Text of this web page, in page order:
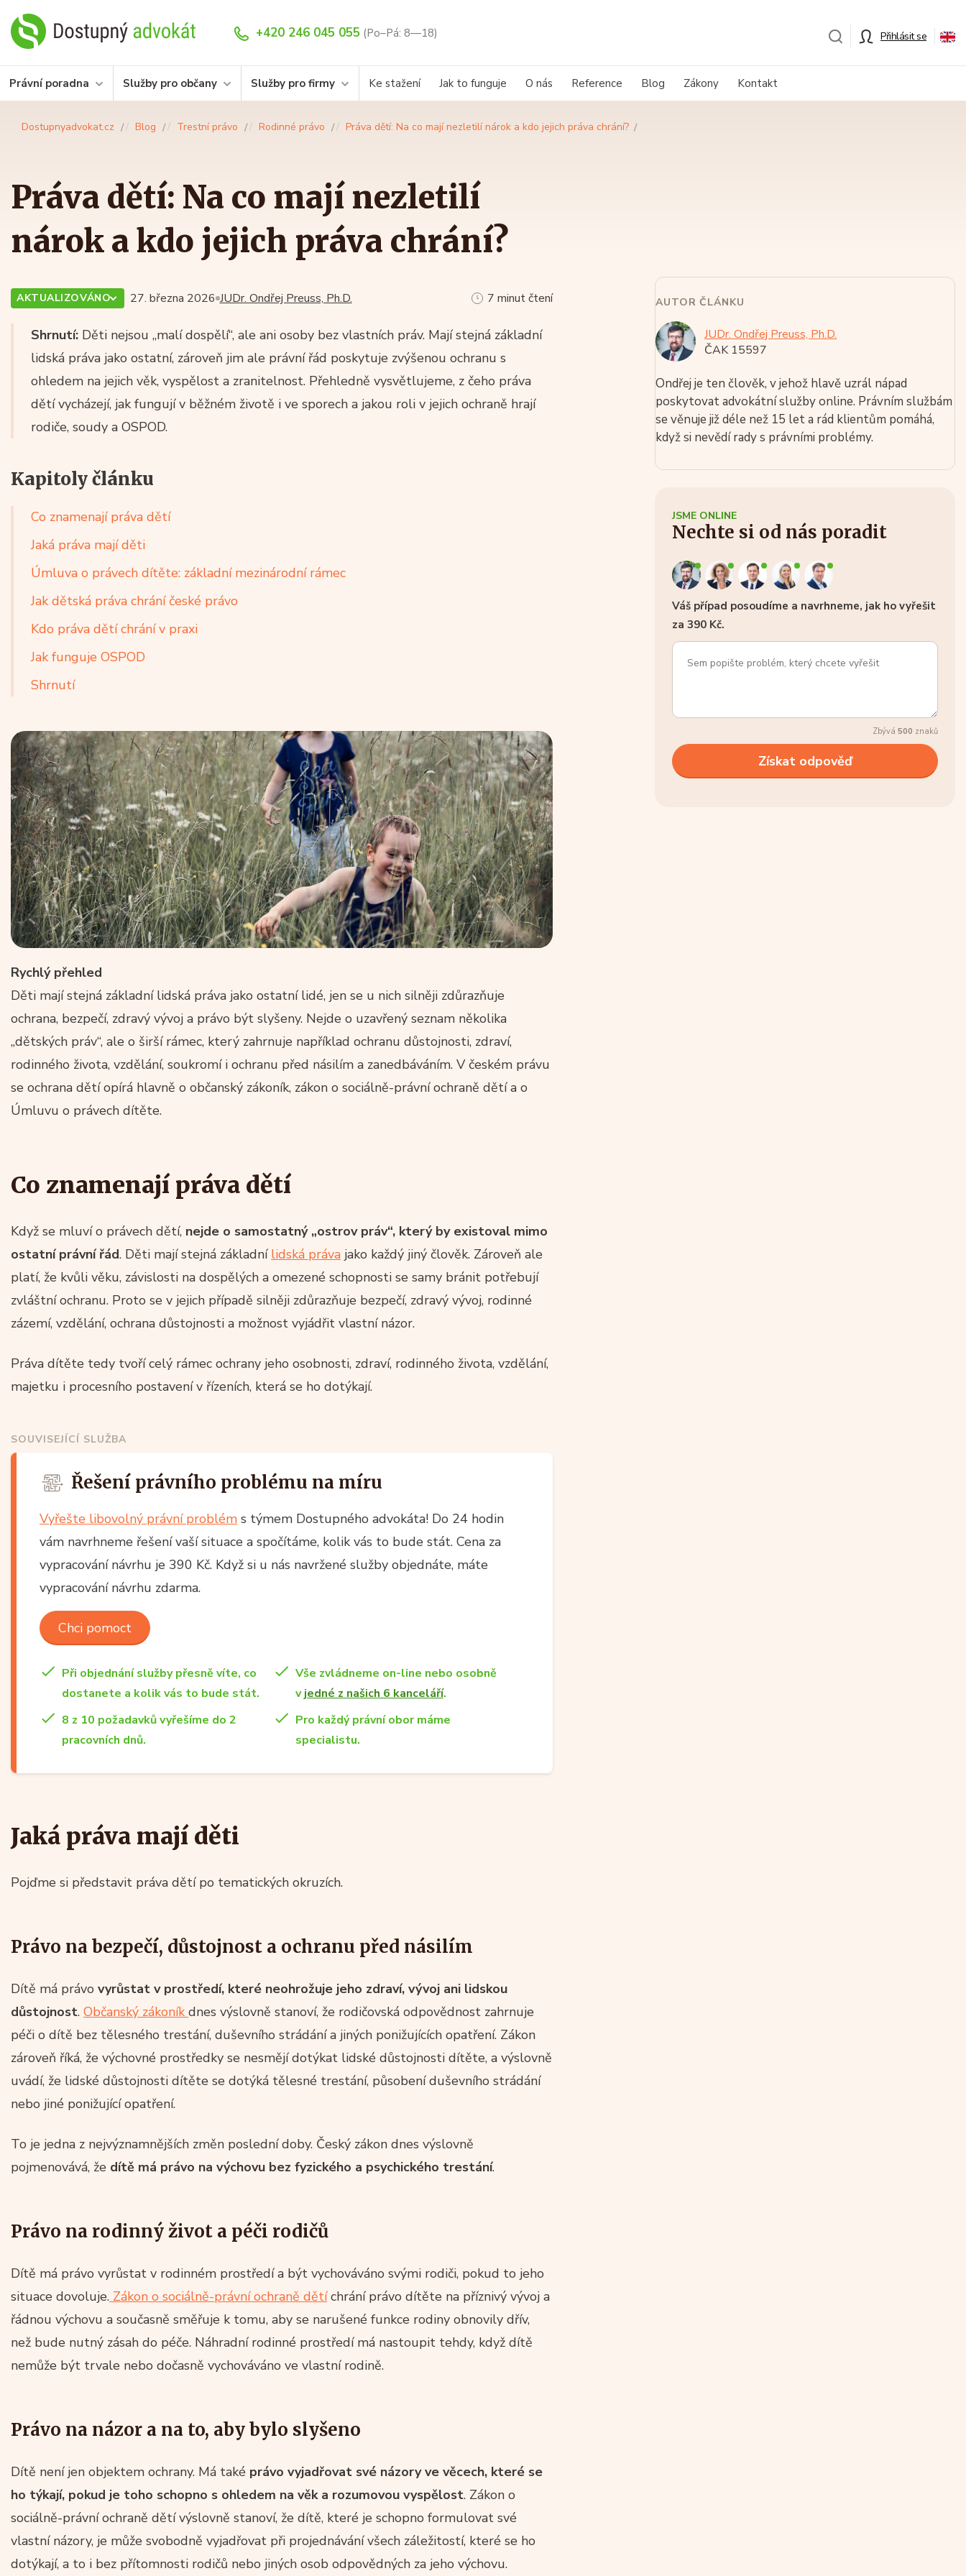
+420 246 045 055 (Po–Pá: 8—18) Přihlásit se
Právní poradna Služby pro občany Služby pro firmy Ke stažení Jak to funguje O nás Reference Blog Zákony Kontakt
Dostupnyadvokat.cz Blog Trestní právo Rodinné právo Práva dětí: Na co mají nezletilí nárok a kdo jejich práva chrání?
Práva dětí: Na co mají nezletilí
nárok a kdo jejich práva chrání?
JUDr. Ondřej Preuss, Ph.D.
AKTUALIZOVÁNO 27. března 2026 7 minut čtení
Shrnutí: Děti nejsou „malí dospělí“, ale ani osoby bez vlastních práv. Mají stejná základní
lidská práva jako ostatní, zároveň jim ale právní řád poskytuje zvýšenou ochranu s
ohledem na jejich věk, vyspělost a zranitelnost. Přehledně vysvětlujeme, z čeho práva
dětí vycházejí, jak fungují v běžném životě i ve sporech a jakou roli v jejich ochraně hrají
rodiče, soudy a OSPOD.
Kapitoly článku
Co znamenají práva dětí
Jaká práva mají děti
Úmluva o právech dítěte: základní mezinárodní rámec
Jak dětská práva chrání české právo
Kdo práva dětí chrání v praxi
Jak funguje OSPOD
Shrnutí
Rychlý přehled
Děti mají stejná základní lidská práva jako ostatní lidé, jen se u nich silněji zdůrazňuje
ochrana, bezpečí, zdravý vývoj a právo být slyšeny. Nejde o uzavřený seznam několika
„dětských práv“, ale o širší rámec, který zahrnuje například ochranu důstojnosti, zdraví,
rodinného života, vzdělání, soukromí i ochranu před násilím a zanedbáváním. V českém právu
se ochrana dětí opírá hlavně o občanský zákoník, zákon o sociálně-právní ochraně dětí a o
Úmluvu o právech dítěte.
Co znamenají práva dětí
Když se mluví o právech dětí, nejde o samostatný „ostrov práv“, který by existoval mimo
ostatní právní řád. Děti mají stejná základní lidská práva jako každý jiný člověk. Zároveň ale
platí, že kvůli věku, závislosti na dospělých a omezené schopnosti se samy bránit potřebují
zvláštní ochranu. Proto se v jejich případě silněji zdůrazňuje bezpečí, zdravý vývoj, rodinné
zázemí, vzdělání, ochrana důstojnosti a možnost vyjádřit vlastní názor.
Práva dítěte tedy tvoří celý rámec ochrany jeho osobnosti, zdraví, rodinného života, vzdělání,
majetku i procesního postavení v řízeních, která se ho dotýkají.
SOUVISEJÍCÍ SLUŽBA
Řešení právního problému na míru
Vyřešte libovolný právní problém s týmem Dostupného advokáta! Do 24 hodin
vám navrhneme řešení vaší situace a spočítáme, kolik vás to bude stát. Cena za
vypracování návrhu je 390 Kč. Když si u nás navržené služby objednáte, máte
vypracování návrhu zdarma.
Chci pomoct
Při objednání služby přesně víte, co
dostanete a kolik vás to bude stát.
Vše zvládneme on-line nebo osobně
vjedné z našich 6 kanceláří.
8 z 10 požadavků vyřešíme do 2
pracovních dnů.
Pro každý právní obor máme
specialistu.
Jaká práva mají děti
Pojďme si představit práva dětí po tematických okruzích.
Právo na bezpečí, důstojnost a ochranu před násilím
Dítě má právo vyrůstat v prostředí, které neohrožuje jeho zdraví, vývoj ani lidskou
důstojnost. Občanský zákoník dnes výslovně stanoví, že rodičovská odpovědnost zahrnuje
péči o dítě bez tělesného trestání, duševního strádání a jiných ponižujících opatření. Zákon
zároveň říká, že výchovné prostředky se nesmějí dotýkat lidské důstojnosti dítěte, a výslovně
uvádí, že lidské důstojnosti dítěte se dotýká tělesné trestání, působení duševního strádání
nebo jiné ponižující opatření.
To je jedna z nejvýznamnějších změn poslední doby. Český zákon dnes výslovně
pojmenovává, že dítě má právo na výchovu bez fyzického a psychického trestání.
Právo na rodinný život a péči rodičů
Dítě má právo vyrůstat v rodinném prostředí a být vychováváno svými rodiči, pokud to jeho
situace dovoluje. Zákon o sociálně-právní ochraně dětíchrání právo dítěte na příznivý vývoj a
řádnou výchovu a současně směřuje k tomu, aby se narušené funkce rodiny obnovily dřív,
než bude nutný zásah do péče. Náhradní rodinné prostředí má nastoupit tehdy, když dítě
nemůže být trvale nebo dočasně vychováváno ve vlastní rodině.
Právo na názor a na to, aby bylo slyšeno
Dítě není jen objektem ochrany. Má také právo vyjadřovat své názory ve věcech, které se
ho týkají, pokud je toho schopno s ohledem na věk a rozumovou vyspělost. Zákon o
sociálně-právní ochraně dětí výslovně stanoví, že dítě, které je schopno formulovat své
vlastní názory, je může svobodně vyjadřovat při projednávání všech záležitostí, které se ho
dotýkají, a to i bez přítomnosti rodičů nebo jiných osob odpovědných za jeho výchovu.
AUTOR ČLÁNKU
JUDr. Ondřej Preuss, Ph.D.
ČAK 15597
Ondřej je ten člověk, v jehož hlavě uzrál nápad
poskytovat advokátní služby online. Právním službám
se věnuje již déle než 15 let a rád klientům pomáhá,
když si nevědí rady s právními problémy.
JSME ONLINE
Nechte si od nás poradit
Váš případ posoudíme a navrhneme, jak ho vyřešit
za 390 Kč.
Zbývá 500 znaků